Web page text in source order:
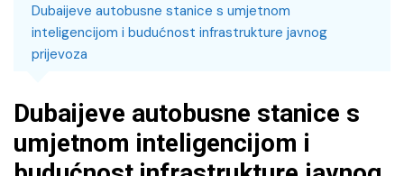
Dubaijeve autobusne stanice s umjetnom
inteligencijom i budućnost infrastrukture javnog
prijevoza
Dubaijeve autobusne stanice s
umjetnom inteligencijom i